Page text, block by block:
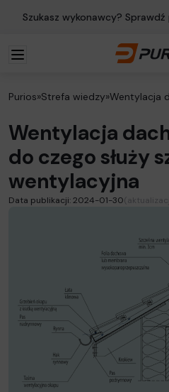
Szukasz wykonawcy?
Purios»Strefa wiedzy»Wentylacja
Wentylacja
do czego służy
wentylacyjna
Data publikacji: 2024-01-30